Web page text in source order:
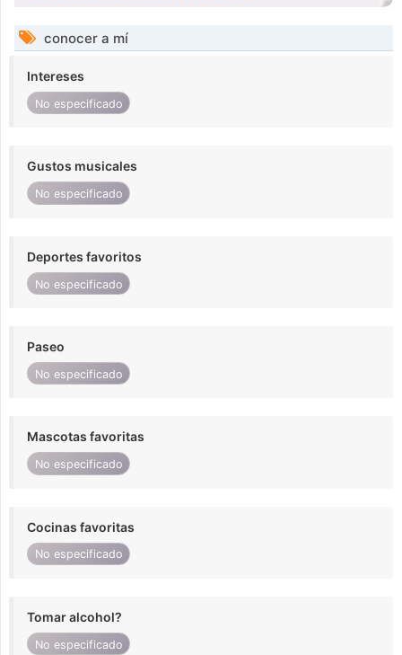
conocer a mí
Intereses
No especificado
Gustos musicales
No especificado
Deportes favoritos
No especificado
Paseo
No especificado
Mascotas favoritas
No especificado
Cocinas favoritas
No especificado
Tomar alcohol?
No especificado